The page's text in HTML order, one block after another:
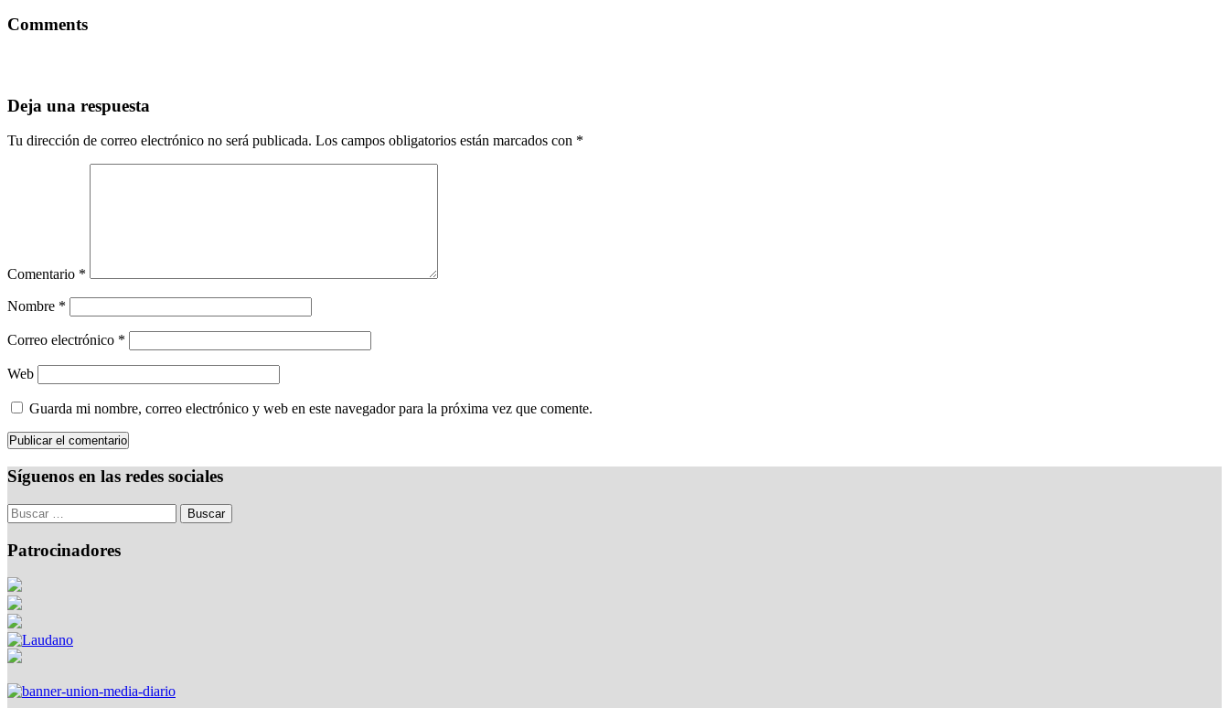
Comments
Deja una respuesta
Tu dirección de correo electrónico no será publicada. Los campos obligatorios están marcados con *
Comentario *
Nombre *
Correo electrónico *
Web
Guarda mi nombre, correo electrónico y web en este navegador para la próxima vez que comente.
Síguenos en las redes sociales
Patrocinadores